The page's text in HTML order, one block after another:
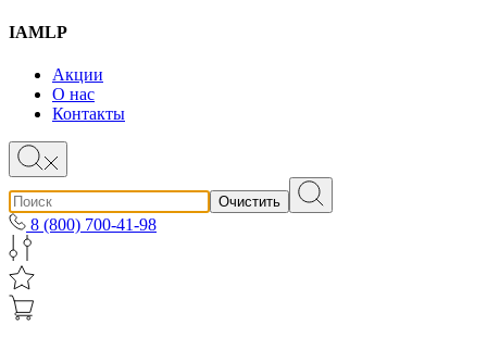
IAMLP
Акции
О нас
Контакты
Очистить
8 (800) 700-41-98